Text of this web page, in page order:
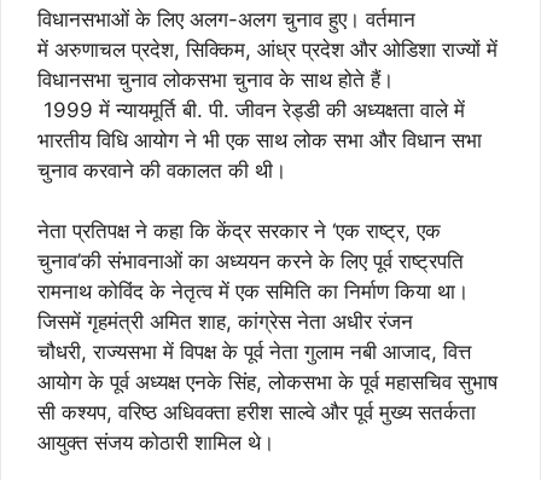
विधानसभाओं के लिए अलग-अलग चुनाव हुए। वर्तमान
में अरुणाचल प्रदेश, सिक्किम, आंध्र प्रदेश और ओडिशा राज्यों में
विधानसभा चुनाव लोकसभा चुनाव के साथ होते हैं।
1999 में न्यायमूर्ति बी. पी. जीवन रेड्डी की अध्यक्षता वाले में
भारतीय विधि आयोग ने भी एक साथ लोक सभा और विधान सभा
चुनाव करवाने की वकालत की थी।
नेता प्रतिपक्ष ने कहा कि केंद्र सरकार ने ‘एक राष्ट्र, एक
चुनाव’की संभावनाओं का अध्ययन करने के लिए पूर्व राष्ट्रपति
रामनाथ कोविंद के नेतृत्व में एक समिति का निर्माण किया था।
जिसमें गृहमंत्री अमित शाह, कांग्रेस नेता अधीर रंजन
चौधरी, राज्यसभा में विपक्ष के पूर्व नेता गुलाम नबी आजाद, वित्त
आयोग के पूर्व अध्यक्ष एनके सिंह, लोकसभा के पूर्व महासचिव सुभाष
सी कश्यप, वरिष्ठ अधिवक्ता हरीश साल्वे और पूर्व मुख्य सतर्कता
आयुक्त संजय कोठारी शामिल थे।